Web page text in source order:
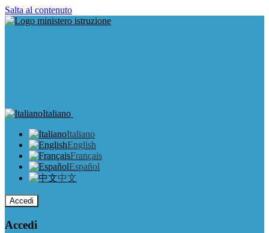
Salta al contenuto
Italiano
Italiano
English
Français
Español
中文
Accedi
Accedi